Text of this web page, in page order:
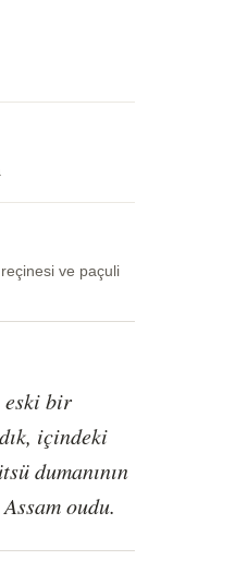
ve paçuli
eski bir
içindeki
dumanının
oudu.